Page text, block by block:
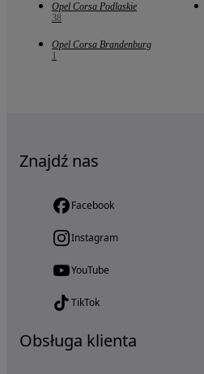
Opel Corsa Podlaskie
38
Opel Corsa Brandenburg
1
Znajdź nas
Facebook
Instagram
YouTube
TikTok
Obsługa klienta